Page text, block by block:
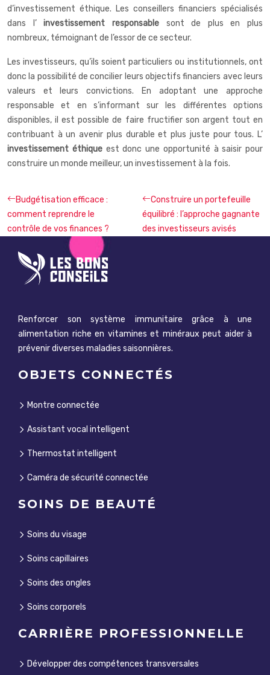
d’investissement éthique. Les conseillers financiers spécialisés
dans l’investissement responsable sont de plus en plus
nombreux, témoignant de l’essor de ce secteur.
Les investisseurs, qu’ils soient particuliers ou institutionnels, ont
donc la possibilité de concilier leurs objectifs financiers avec leurs
valeurs et leurs convictions. En adoptant une approche
responsable et en s’informant sur les différentes options
disponibles, il est possible de faire fructifier son argent tout en
contribuant à un avenir plus durable et plus juste pour tous. L’
investissement éthique est donc une opportunité à saisir pour
construire un monde meilleur, un investissement à la fois.
Budgétisation efficace :
comment reprendre le
contrôle de vos finances ?
Construire un portefeuille
équilibré : l’approche gagnante
des investisseurs avisés
Renforcer son système immunitaire grâce à une
alimentation riche en vitamines et minéraux peut aider à
prévenir diverses maladies saisonnières.
OBJETS CONNECTÉS
Montre connectée
Assistant vocal intelligent
Thermostat intelligent
Caméra de sécurité connectée
SOINS DE BEAUTÉ
Soins du visage
Soins capillaires
Soins des ongles
Soins corporels
CARRIÈRE PROFESSIONNELLE
Développer des compétences transversales